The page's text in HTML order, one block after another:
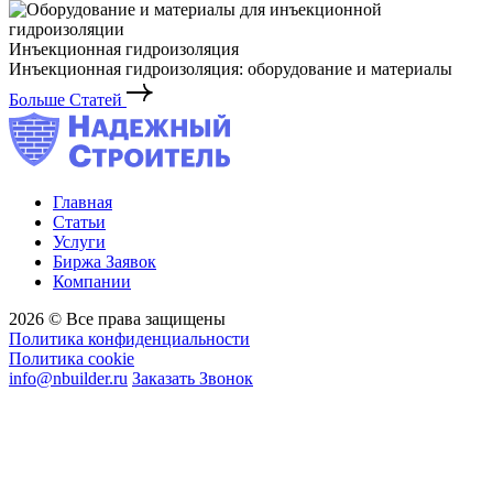
Инъекционная гидроизоляция
Инъекционная гидроизоляция: оборудование и материалы
Больше Статей
Главная
Статьи
Услуги
Биржа Заявок
Компании
2026 © Все права защищены
Политика конфиденциальности
Политика cookie
info@nbuilder.ru Заказать Звонок